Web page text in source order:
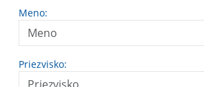
Meno:
Priezvisko: